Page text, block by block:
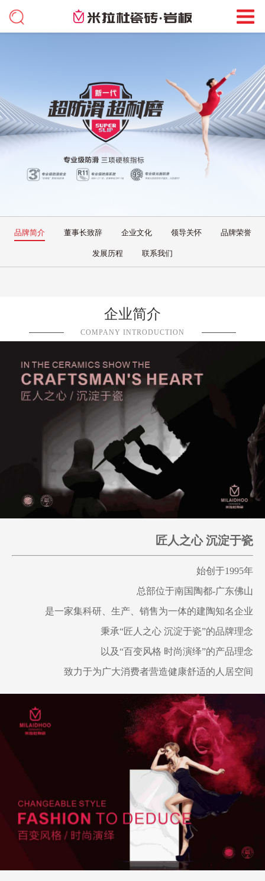
品牌简介 董事长致辞 企业文化 领导关怀 品牌荣誉
发展历程 联系我们
企业简介
COMPANY INTRODUCTION
匠人之心 沉淀于瓷
始创于1995年
总部位于南国陶都-广东佛山
是一家集科研、生产、销售为一体的建陶知名企业
秉承“匠人之心 沉淀于瓷”的品牌理念
以及“百变风格 时尚演绎”的产品理念
致力于为广大消费者营造健康舒适的人居空间